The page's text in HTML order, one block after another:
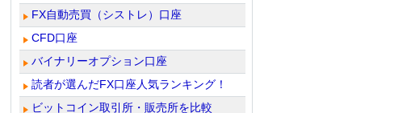
FX自動売買（シストレ）口座
CFD口座
バイナリーオプション口座
読者が選んだFX口座人気ランキング！
ビットコイン取引所・販売所を比較